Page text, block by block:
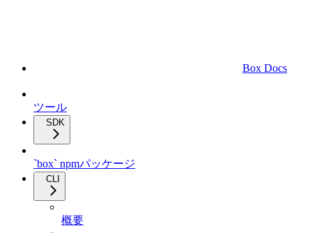
Box Docs
ツール
SDK
`box` npmパッケージ
CLI
概要